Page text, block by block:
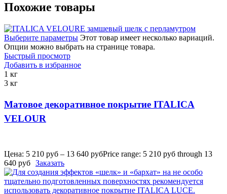
Похожие товары
Выберите параметры Этот товар имеет несколько вариаций.
Опции можно выбрать на странице товара.
Быстрый просмотр
Добавить в избранное
1 кг
3 кг
Матовое декоративное покрытие ITALICA
VELOUR
Цена: 5 210 руб – 13 640 рубPrice range: 5 210 руб through 13
640 руб Заказать